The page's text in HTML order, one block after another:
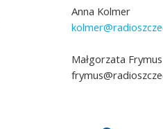
Anna Kolmer
Małgorzata Frymus